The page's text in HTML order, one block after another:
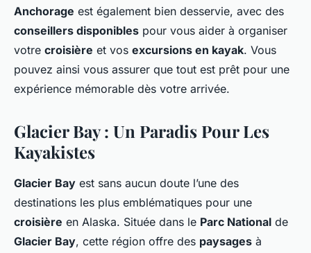
Anchorage est également bien desservie, avec des
conseillers disponibles pour vous aider à organiser
votre croisière et vos excursions en kayak. Vous
pouvez ainsi vous assurer que tout est prêt pour une
expérience mémorable dès votre arrivée.
Glacier Bay : Un Paradis Pour Les
Kayakistes
Glacier Bay est sans aucun doute l’une des
destinations les plus emblématiques pour une
croisière en Alaska. Située dans le Parc National de
Glacier Bay, cette région offre des paysages à